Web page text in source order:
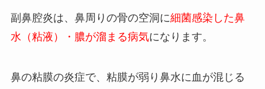
副鼻腔炎は、鼻周りの骨の空洞に細菌感染した鼻
水（粘液）・膿が溜まる病気になります。
鼻の粘膜の炎症で、粘膜が弱り鼻水に血が混じる